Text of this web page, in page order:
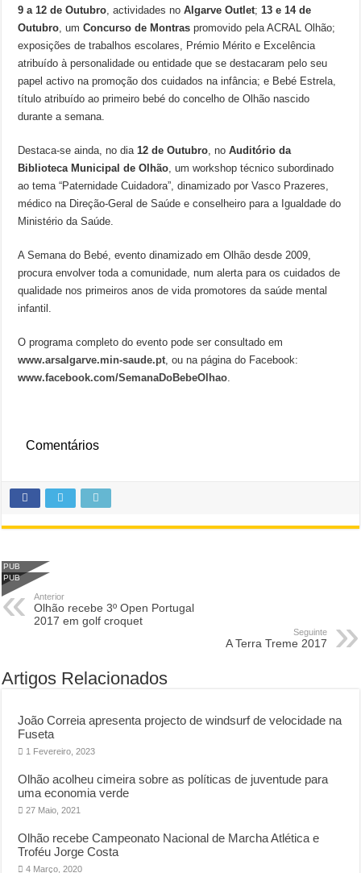
9 a 12 de Outubro, actividades noAlgarve Outlet;13 e 14 de
Outubro, umConcurso de Montras promovido pela ACRAL Olhão;
exposições de trabalhos escolares, Prémio Mérito e Excelência
atribuído à personalidade ou entidade que se destacaram pelo seu
papel activo na promoção dos cuidados na infância; e Bebé Estrela,
título atribuído ao primeiro bebé do concelho de Olhão nascido
durante a semana.
Destaca-se ainda, no dia12 de Outubro, noAuditório da
Biblioteca Municipal de Olhão, um workshop técnico subordinado
ao tema “Paternidade Cuidadora”, dinamizado por Vasco Prazeres,
médico na Direção-Geral de Saúde e conselheiro para a Igualdade do
Ministério da Saúde.
A Semana do Bebé, evento dinamizado em Olhão desde 2009,
procura envolver toda a comunidade, num alerta para os cuidados de
qualidade nos primeiros anos de vida promotores da saúde mental
infantil.
O programa completo do evento pode ser consultado em
www.arsalgarve.min-saude.pt, ou na página do Facebook:
www.facebook.com/SemanaDoBebeOlhao.
Comentários
PUB
PUB
Anterior
Olhão recebe 3º Open Portugal
2017 em golf croquet
Seguinte
A Terra Treme 2017
Artigos Relacionados
João Correia apresenta projecto de windsurf de velocidade na
Fuseta
1 Fevereiro, 2023
Olhão acolheu cimeira sobre as políticas de juventude para
uma economia verde
27 Maio, 2021
Olhão recebe Campeonato Nacional de Marcha Atlética e
Troféu Jorge Costa
4 Março, 2020